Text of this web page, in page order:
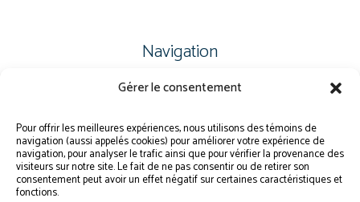
Gérer le consentement
Pour offrir les meilleures expériences, nous utilisons des témoins de
navigation (aussi appelés cookies) pour améliorer votre expérience de
navigation, pour analyser le trafic ainsi que pour vérifier la provenance des
visiteurs sur notre site. Le fait de ne pas consentir ou de retirer son
consentement peut avoir un effet négatif sur certaines caractéristiques et
fonctions.
Navigation
PLAN DU SITE
PORTAIL ÉLÈVE
PLAINTE – SERVICE À L’ÉLÈVE
POLITIQUE DE CONFIDENTIALITÉ